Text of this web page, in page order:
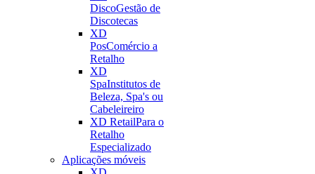
DiscoGestão de
Discotecas
XD
PosComércio a
Retalho
XD
SpaInstitutos de
Beleza, Spa's ou
Cabeleireiro
XD RetailPara o
Retalho
Especializado
Aplicações móveis